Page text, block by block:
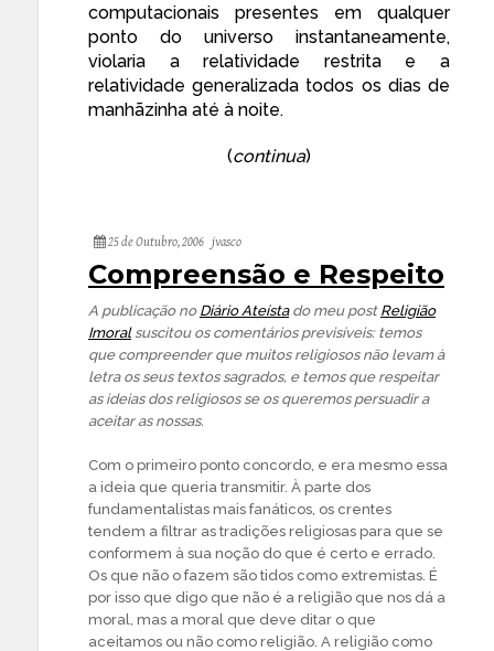
computacionais presentes em qualquer
ponto do universo instantaneamente,
violaria a relatividade restrita e a
relatividade generalizada todos os dias de
manhãzinha até à noite.
(continua)
25 de Outubro, 2006 jvasco
Compreensão e Respeito
A publicação no Diário Ateístado meu post Religião
Imoralsuscitou os comentários previsíveis: temos
que compreender que muitos religiosos não levam à
letra os seus textos sagrados, e temos que respeitar
as ideias dos religiosos se os queremos persuadir a
aceitar as nossas.
Com o primeiro ponto concordo, e era mesmo essa
a ideia que queria transmitir. À parte dos
fundamentalistas mais fanáticos, os crentes
tendem a filtrar as tradições religiosas para que se
conformem à sua noção do que é certo e errado.
Os que não o fazem são tidos como extremistas. É
por isso que digo que não é a religião que nos dá a
moral, mas a moral que deve ditar o que
aceitamos ou não como religião. A religião como